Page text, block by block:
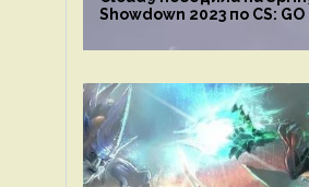
Showdown 2023 по CS: GO